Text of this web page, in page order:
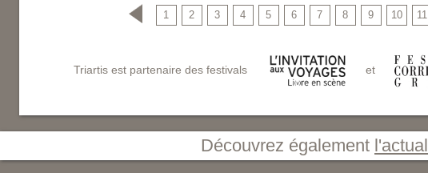
1 2 3 4 5 6 7 8 9 10 11
Triartis est partenaire des festivals et
Découvrez également